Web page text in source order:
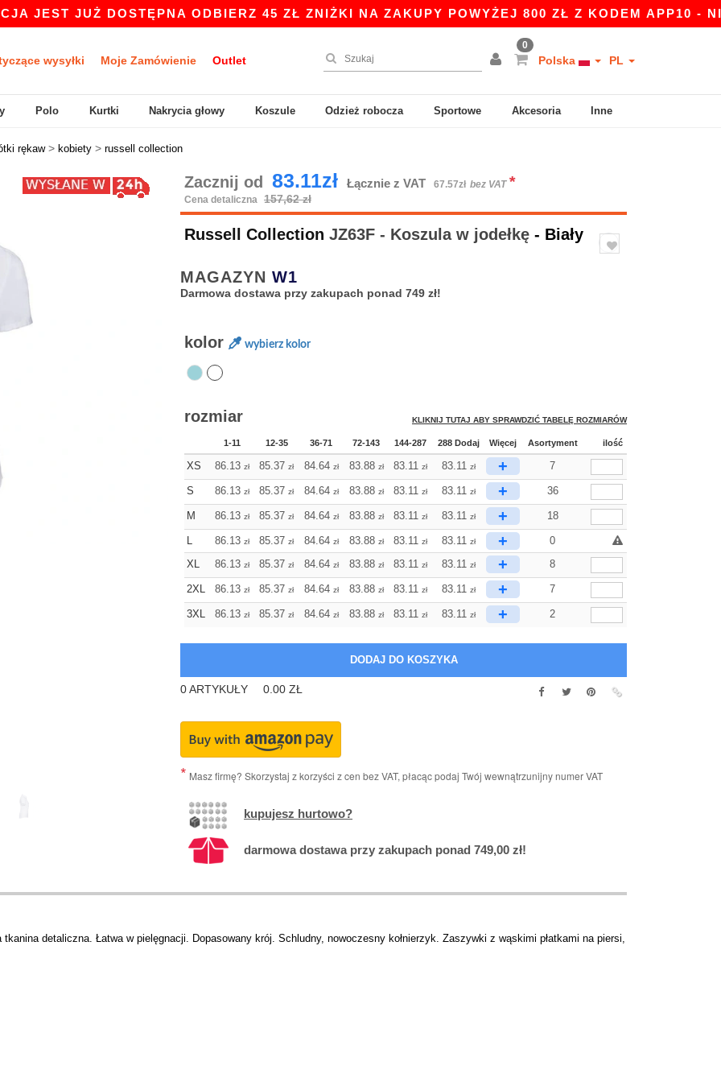
JUŻ DOSTĘPNA ODBIERZ 45 ZŁ ZNIŻKI NA ZAKUPY POWYŻEJ 800 ZŁ Z KODEM APP10 - NIŻSZE
wysyłki Moje Zamówienie Outlet
0
Polska PL
Polo Kurtki Nakrycia głowy Koszule Odzież robocza Sportowe Akcesoria Inne
rękaw > kobiety > russell collection
Zacznij od 83.11zł Łącznie z VAT 67.57zł bez VAT *
Cena detaliczna 157,62 zł
Russell Collection JZ63F - Koszula w jodełkę - Biały
MAGAZYN W1
Darmowa dostawa przy zakupach ponad 749 zł!
kolor wybierz kolor
rozmiar KLIKNIJ TUTAJ ABY SPRAWDZIĆ TABELĘ ROZMIARÓW
1-11 12-35 36-71 72-143 144-287 288 Dodaj Więcej Asortyment ilość
XS 86.13 zł 85.37 zł 84.64 zł 83.88 zł 83.11 zł 83.11 zł + 7
S 86.13 zł 85.37 zł 84.64 zł 83.88 zł 83.11 zł 83.11 zł + 36
M 86.13 zł 85.37 zł 84.64 zł 83.88 zł 83.11 zł 83.11 zł + 18
L 86.13 zł 85.37 zł 84.64 zł 83.88 zł 83.11 zł 83.11 zł +
0
XL
86.13 zł 85.37 zł 84.64 zł 83.88 zł 83.11 zł 83.11 zł + 8
2XL 86.13 zł 85.37 zł 84.64 zł 83.88 zł 83.11 zł 83.11 zł + 7
3XL 86.13 zł 85.37 zł 84.64 zł 83.88 zł 83.11 zł 83.11 zł + 2
0ARTYKUŁY 0.00 ZŁ
Masz firmę? Skorzystaj z korzyści z cen bez VAT, płacąc podaj Twój wewnątrzunijny numer VAT
kupujesz hurtowo?
darmowa dostawa przy zakupach ponad 749,00 zł!
detaliczna. Łatwa w pielęgnacji. Dopasowany krój. Schludny, nowoczesny kołnierzyk. Zaszywki z wąskimi płatkami na piersi,